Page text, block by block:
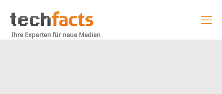
Ihre Experten für neue Medien